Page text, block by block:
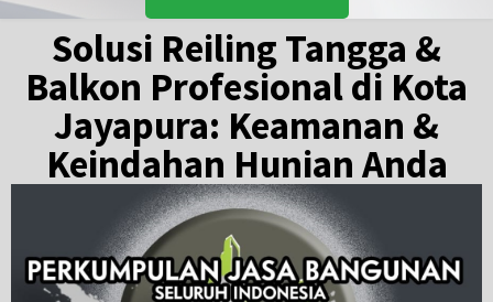
Solusi Reiling Tangga &
Balkon Profesional di Kota
Jayapura: Keamanan &
Keindahan Hunian Anda